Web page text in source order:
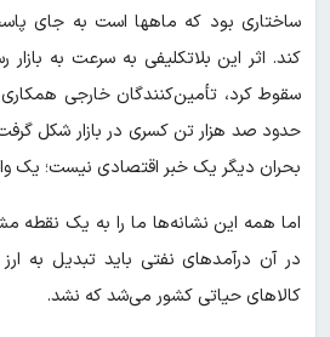
ساختاری بود که ماهها است به جای
کند. اثر این بلاتکلیفی به سرعت به بازار
سقوط کرد، تأمین‌کنندگان خارجی
حدود صد هزار تن کسری در بازار شکل
بحران دیگر یک خبر اقتصادی نیست؛ یک
اما همه این نشانه‌ها ما را به یک نقطه
در آن درآمدهای نفتی باید تبدیل به
کالاهای حیاتی کشور می‌شد که نشد.